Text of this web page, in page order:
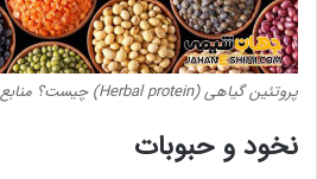
پروتئین گیاهی (Herbal protein) چیست؟ منابع پروتئین گیاهی
نخود و حبوبات